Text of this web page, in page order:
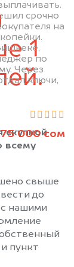
срочно
на
по
Через
ключи,
000 сом
1
скупкой
всему
свыше
до
нашими
пункт